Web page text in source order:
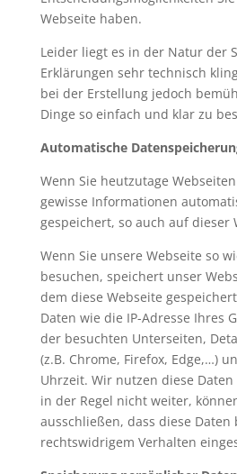
Webseite haben.
Leider liegt es in der Natur der
Erklärungen sehr technisch
bei der Erstellung jedoch
Dinge so einfach und klar zu
Automatische
Wenn Sie heutzutage
gewisse Informationen
gespeichert, so auch auf dieser
Wenn Sie unsere Webseite so
besuchen, speichert unser
dem diese Webseite
Daten wie die IP-Adresse Ihres
der besuchten Unterseiten,
(z.B. Chrome, Firefox, Edge,…)
Uhrzeit. Wir nutzen diese
in der Regel nicht weiter,
ausschließen, dass diese Daten
rechtswidrigem Verhalten